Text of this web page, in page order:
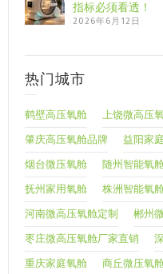
指标必须看透！
2026年6月12日
热门城市
鹤壁高压氧舱 上饶微高压
肇庆高压氧舱品牌 益阳家
烟台微压氧舱 随州智能氧
抚州家用氧舱 株洲智能氧
河南微高压氧舱定制 郴州
枣庄微高压氧舱厂家直销
重庆家庭氧舱 商丘微压氧